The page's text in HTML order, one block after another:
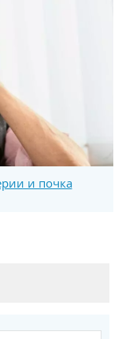
и почка